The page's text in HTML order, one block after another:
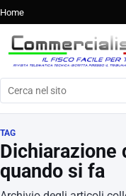
Home
Cerca nel sito
TAG
Dichiarazione
quando si fa